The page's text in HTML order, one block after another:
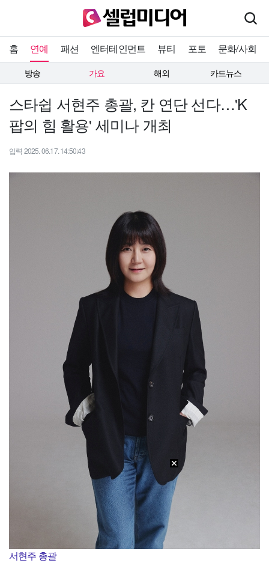
홈 연예 패션 엔터테인먼트 뷰티 포토 문화/사회
방송 가요 해외 카드뉴스
스타쉽 서현주 총괄, 칸 연단 선다…'K
팝의 힘 활용' 세미나 개최
입력 2025. 06.17. 14:50:43
서현주 총괄